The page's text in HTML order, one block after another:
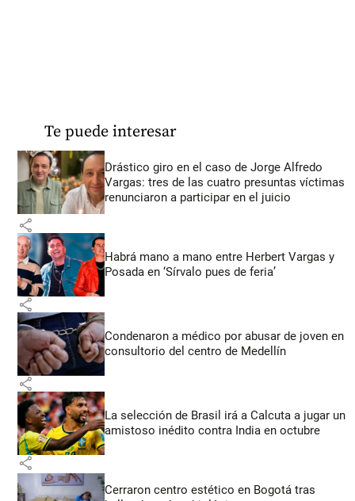
Te puede interesar
Drástico giro en el caso de Jorge Alfredo
Vargas: tres de las cuatro presuntas víctimas
renunciaron a participar en el juicio
share
Habrá mano a mano entre Herbert Vargas y
Posada en ‘Sírvalo pues de feria’
share
Condenaron a médico por abusar de joven en
consultorio del centro de Medellín
share
La selección de Brasil irá a Calcuta a jugar un
amistoso inédito contra India en octubre
share
Cerraron centro estético en Bogotá tras